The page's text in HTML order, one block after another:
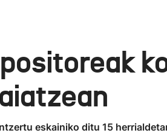
eskainiko ditu 15